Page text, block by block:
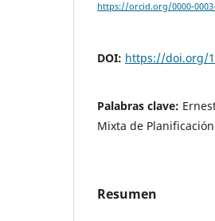
https://orcid.org/0000-
DOI: https://doi.org/
Palabras clave:
Mixta de Planificación
Resumen